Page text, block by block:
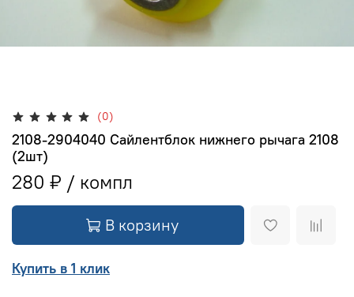
(0)
2108-2904040 Сайлентблок нижнего рычага 2108
(2шт)
280 ₽
В корзину
Купить в 1 клик